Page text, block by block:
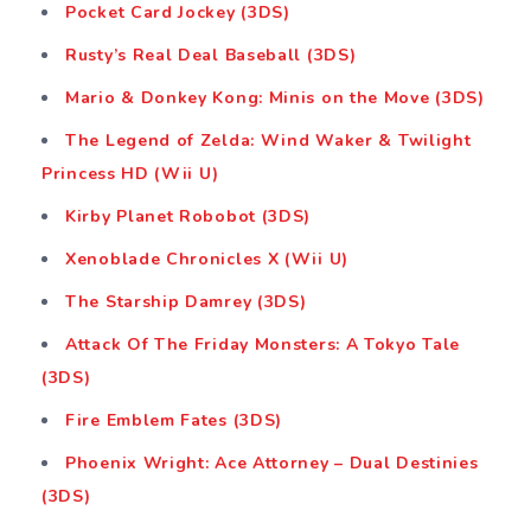
Pocket Card Jockey (3DS)
Rusty’s Real Deal Baseball (3DS)
Mario & Donkey Kong: Minis on the Move (3DS)
The Legend of Zelda: Wind Waker & Twilight
Princess HD (Wii U)
Kirby Planet Robobot (3DS)
Xenoblade Chronicles X (Wii U)
The Starship Damrey (3DS)
Attack Of The Friday Monsters: A Tokyo Tale
(3DS)
Fire Emblem Fates (3DS)
Phoenix Wright: Ace Attorney – Dual Destinies
(3DS)